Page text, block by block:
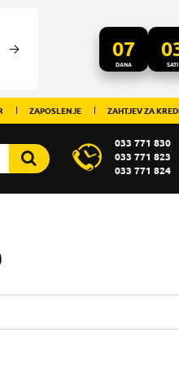
07
DANA SATI
ZAPOSLENJE ZAHTJEV ZA
033 771 830
033 771 823
033 771 824